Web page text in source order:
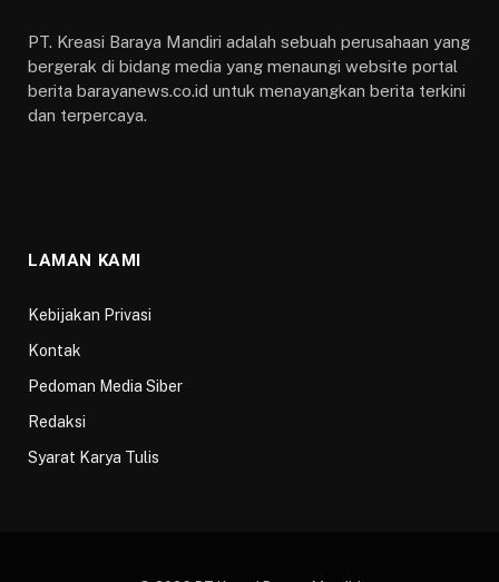
PT. Kreasi Baraya Mandiri adalah sebuah perusahaan yang
bergerak di bidang media yang menaungi website portal
berita barayanews.co.id untuk menayangkan berita terkini
dan terpercaya.
LAMAN KAMI
Kebijakan Privasi
Kontak
Pedoman Media Siber
Redaksi
Syarat Karya Tulis